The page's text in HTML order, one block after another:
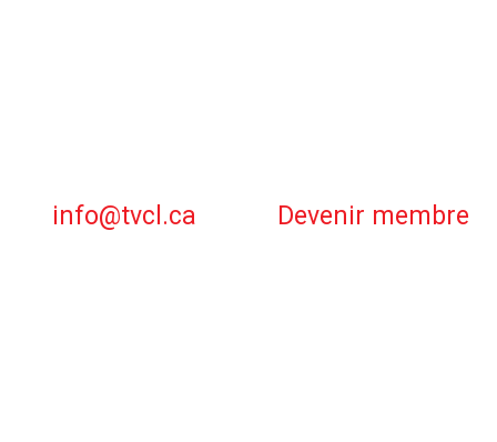
info@tvcl.ca Devenir membre